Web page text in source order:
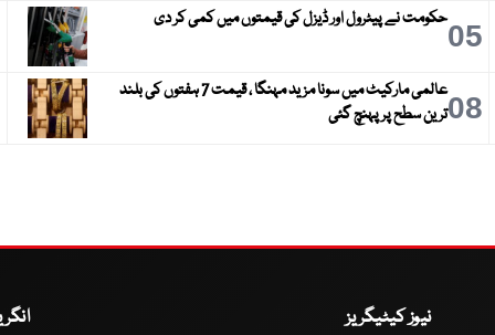
05حکومت نے پیٹرول اور ڈیزل کی قیمتوں میں کمی کر دی
08
عالمی مارکیٹ میں سونا مزید مہنگا ، قیمت 7 ہفتوں کی بلند
ترین سطح پر پہنچ گئی
نیوز کیٹیگریز